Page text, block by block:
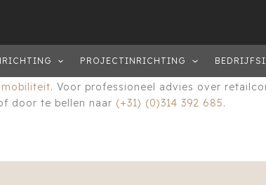
PROJECTINRICHTING
nieuwste portfolio gelanceerd. Graag delen
mobiliteit. Voor professioneel advies over
door te bellen naar (+31) (0)314 392 685.